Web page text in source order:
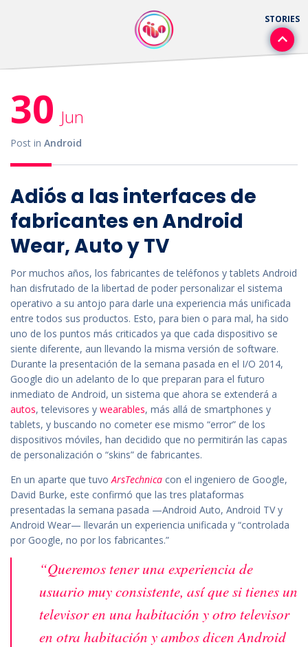
30 Jun
Post in Android
Adiós a las interfaces de
fabricantes en Android
Wear, Auto y TV
Por muchos años, los fabricantes de teléfonos y tablets Android
han disfrutado de la libertad de poder personalizar el sistema
operativo a su antojo para darle una experiencia más unificada
entre todos sus productos. Esto, para bien o para mal, ha sido
uno de los puntos más criticados ya que cada dispositivo se
siente diferente, aun llevando la misma versión de software.
Durante la presentación de la semana pasada en el I/O 2014,
Google dio un adelanto de lo que preparan para el futuro
inmediato de Android, un sistema que ahora se extenderá a
autos, televisores y wearables, más allá de smartphones y
tablets, y buscando no cometer ese mismo “error” de los
dispositivos móviles, han decidido que no permitirán las capas
de personalización o “skins” de fabricantes.
En un aparte que tuvo ArsTechnica con el ingeniero de Google,
David Burke, este confirmó que las tres plataformas
presentadas la semana pasada —Android Auto, Android TV y
Android Wear— llevarán un experiencia unificada y “controlada
por Google, no por los fabricantes.”
“Queremos tener una experiencia de
usuario muy consistente, así que si tienes un
televisor en una habitación y otro televisor
en otra habitación y ambos dicen Android